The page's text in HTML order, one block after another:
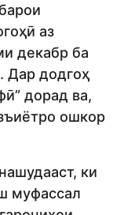
аз
декабр ба
Дар додгоҳ
дорад ва,
ошкор
ки
муфассал